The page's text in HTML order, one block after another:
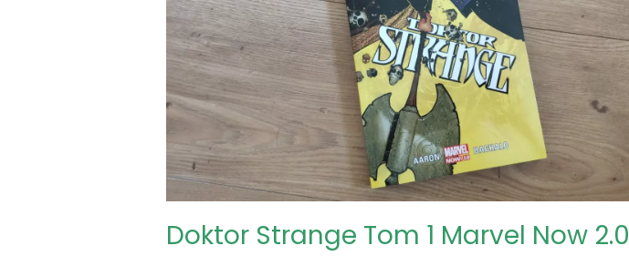
Doktor Strange Tom 1 Marvel Now 2.0